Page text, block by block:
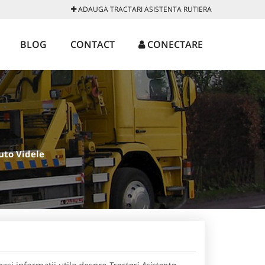
ADAUGA TRACTARI ASISTENTA RUTIERA
BLOG CONTACT CONECTARE
Videle